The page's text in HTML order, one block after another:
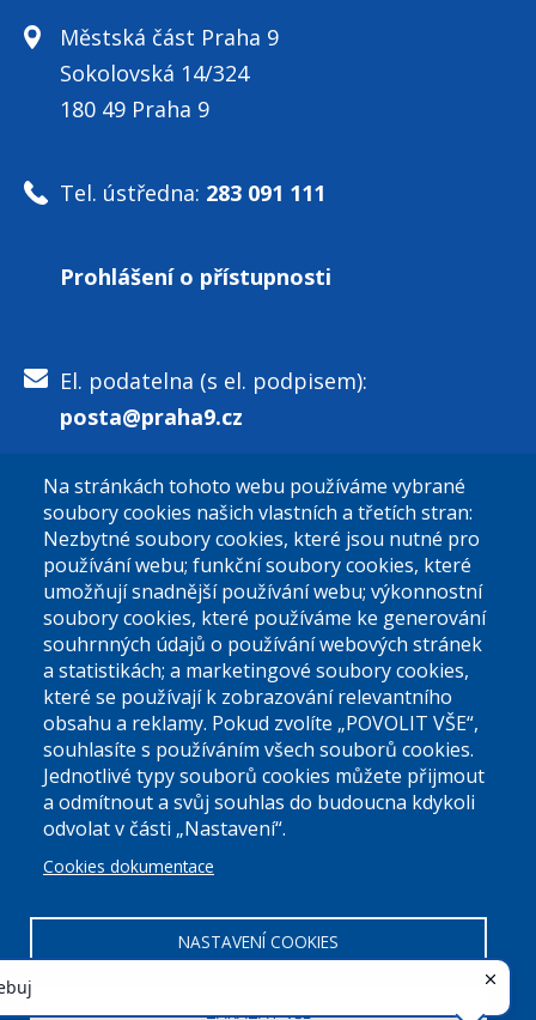
Městská část Praha 9
Sokolovská 14/324
180 49 Praha 9
Tel. ústředna: 283 091 111
Prohlášení o přístupnosti
El. podatelna (s el. podpisem):
posta@praha9.cz
El. podatelna (bez el. podpisu):
podatelna@praha9.cz
Úřední dny:
Po a St: 08.00-12.00; 13.00-18.00
Úřední hodiny
00063894DIČ:CZ00063894
Na stránkách tohoto webu používáme vybrané
soubory cookies našich vlastních a třetích stran:
Nezbytné soubory cookies, které jsou nutné pro
používání webu; funkční soubory cookies, které
umožňují snadnější používání webu; výkonnostní
soubory cookies, které používáme ke generování
souhrnných údajů o používání webových stránek
a statistikách; a marketingové soubory cookies,
které se používají k zobrazování relevantního
obsahu a reklamy. Pokud zvolíte „POVOLIT VŠE“,
souhlasíte s používáním všech souborů cookies.
Jednotlivé typy souborů cookies můžete přijmout
a odmítnout a svůj souhlas do budoucna kdykoli
odvolat v části „Nastavení“.
Cookies dokumentace
NASTAVENÍ COOKIES
ZAKÁZAT VŠE